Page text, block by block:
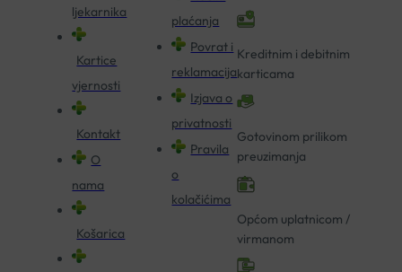
ljekarnika
Kartice
vjernosti
Kontakt
O
nama
Košarica
plaćanja
Povrat i
reklamacija
Izjava o
privatnosti
Pravila
o
kolačićima
Kreditnim i debitnim
karticama
Gotovinom prilikom
preuzimanja
Općom uplatnicom /
virmanom